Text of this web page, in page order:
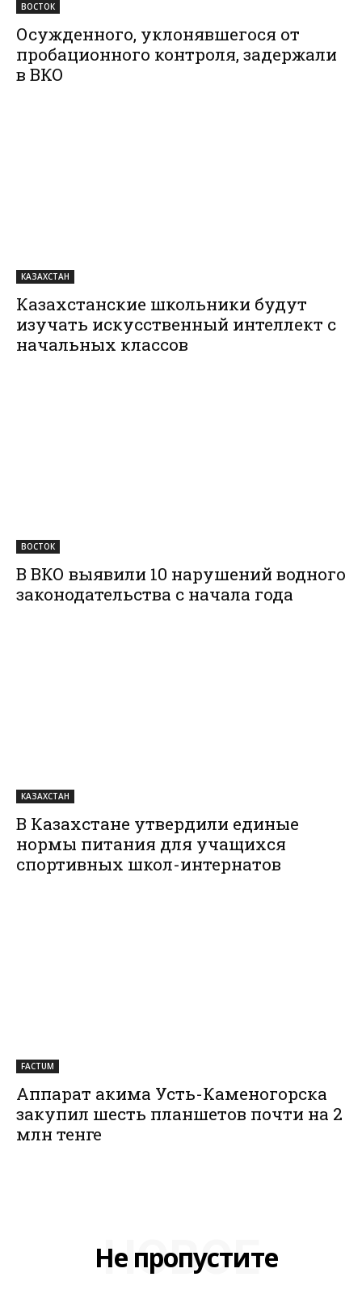
ВОСТОК
Осужденного, уклонявшегося от
пробационного контроля, задержали
в ВКО
КАЗАХСТАН
Казахстанские школьники будут
изучать искусственный интеллект с
начальных классов
ВОСТОК
В ВКО выявили 10 нарушений водного
законодательства с начала года
КАЗАХСТАН
В Казахстане утвердили единые
нормы питания для учащихся
спортивных школ-интернатов
FACTUM
Аппарат акима Усть-Каменогорска
закупил шесть планшетов почти на 2
млн тенге
Не пропустите
НОВОЕ